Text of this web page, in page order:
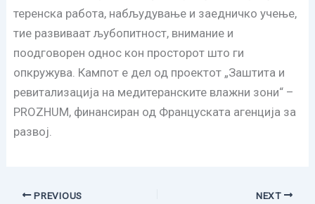
теренска работа, набљудување и заедничко учење,
тие развиваат љубопитност, внимание и
поодговорен однос кон просторот што ги
опкружува. Кампот е дел од проектот „Заштита и
ревитализација на медитеранските влажни зони“ –
PROZHUM, финансиран од Француската агенција за
развој.
PREVIOUS NEXT